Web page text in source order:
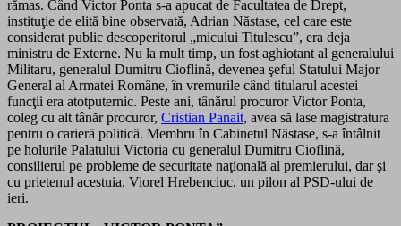
rămas. Când Victor Ponta s-a apucat de Facultatea de Drept,
instituţie de elită bine observată, Adrian Năstase, cel care este
considerat public descoperitorul „micului Titulescu”, era deja
ministru de Externe. Nu la mult timp, un fost aghiotant al generalului
Militaru, generalul Dumitru Cioflină, devenea şeful Statului Major
General al Armatei Române, în vremurile când titularul acestei
funcţii era atotputernic. Peste ani, tânărul procuror Victor Ponta,
coleg cu alt tânăr procuror, Cristian Panait, avea să lase magistratura
pentru o carieră politică. Membru în Cabinetul Năstase, s-a întâlnit
pe holurile Palatului Victoria cu generalul Dumitru Cioflină,
consilierul pe probleme de securitate naţională al premierului, dar şi
cu prietenul acestuia, Viorel Hrebenciuc, un pilon al PSD-ului de
ieri.